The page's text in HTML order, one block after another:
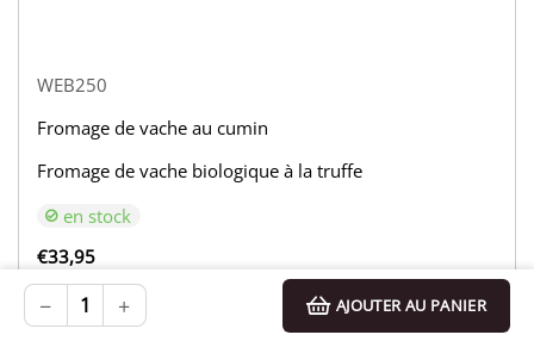
+
− AJOUTER AU PANIER
WEB250
Fromage de vache au cumin
Fromage de vache biologique à la truffe
en stock
€33,95
+
−
ACHETER